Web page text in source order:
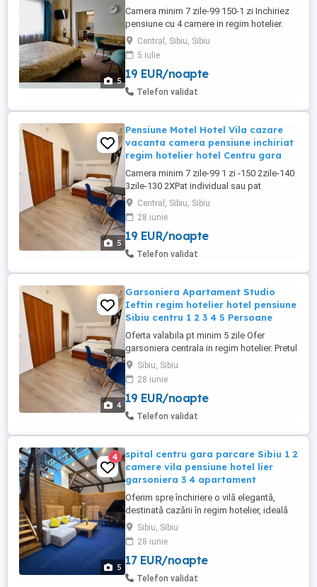
5
Camera minim 7 zile-99 150-1 zi Inchiriez
pensiune cu 4 camere in regim hotelier.
Camerele au fiecare baie proprie + o
bucatarie comuna. Se poate inchiria si
doar o camera. Pretul nu este cel al
anuntului, poate fi diferit in functie de
perioada. Mesaj pe Whatsapp cu
Central, Sibiu, Sibiu
5 iulie
19 EUR/noapte
Telefon validat
5
Pensiune Motel Hotel Vila cazare
vacanta camera pensiune inchiriat
regim hotelier hotel Centru gara
Camera minim 7 zile-99 1 zi -150 2zile-140
3zile-130 2XPat individual sau pat
matrimonial Inchiriez pensiune cu 4
camere in regim hotelier. Camerele au
fiecare baie proprie + o bucatarie comuna.
Se poate inchiria si doar o camera. Pretul
poate fi diferit in functie de perioada.
Central, Sibiu, Sibiu
28 iunie
19 EUR/noapte
Telefon validat
4
Garsoniera Apartament Studio
Ieftin regim hotelier hotel pensiune
Sibiu centru 1 2 3 4 5 Persoane
Oferta valabila pt minim 5 zile Ofer
garsoniera centrala in regim hotelier. Pretul
difera de cel al anuntului. Pentru detalii va
rog sa ne contactati pe WhatsApp la
numarul: Pentru mai multe zile de cazare
oferim un discount. o zi 150
Sibiu, Sibiu
28 iunie
19 EUR/noapte
Telefon validat
5
4
spital centru gara parcare Sibiu 1 2
camere vila pensiune hotel lier
garsoniera 3 4 apartament
Oferim spre închiriere o vilă elegantă,
destinată cazării în regim hotelier, ideală
pentru oaspeți care apreciază confortul,
discreția și designul rafinat. Detalii și
facilități: Capacitate: până la 16 persoane
4 apartamente spațioase (3 apartamente
+ 1 garsonieră) Fiecare unitate complet
Sibiu, Sibiu
28 iunie
17 EUR/noapte
Telefon validat